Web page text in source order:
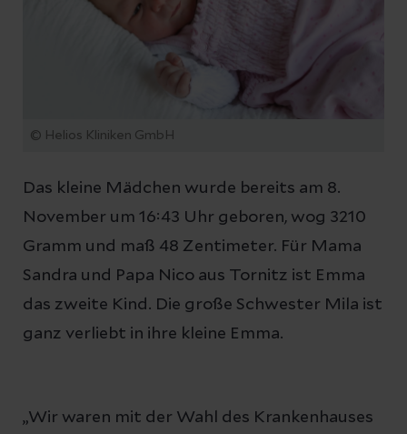
© Helios Kliniken GmbH
Das kleine Mädchen wurde bereits am 8.
November um 16:43 Uhr geboren, wog 3210
Gramm und maß 48 Zentimeter. Für Mama
Sandra und Papa Nico aus Tornitz ist Emma
das zweite Kind. Die große Schwester Mila ist
ganz verliebt in ihre kleine Emma.
„Wir waren mit der Wahl des Krankenhauses